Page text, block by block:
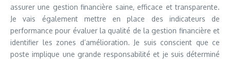
assurer une gestion financière saine, efficace et transparente.
Je vais également mettre en place des indicateurs de
performance pour évaluer la qualité de la gestion financière et
identifier les zones d’amélioration. Je suis conscient que ce
poste implique une grande responsabilité et je suis déterminé